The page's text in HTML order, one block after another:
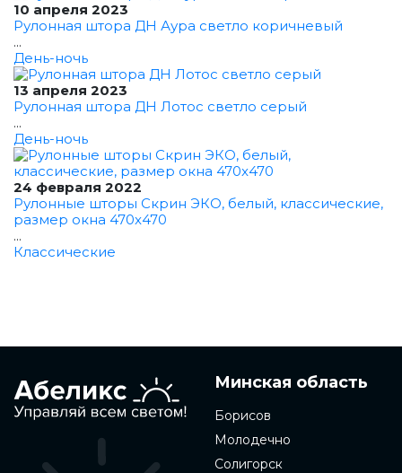
10 апреля 2023
Рулонная штора ДН Аура светло коричневый
...
День-ночь
13 апреля 2023
Рулонная штора ДН Лотос светло серый
...
День-ночь
24 февраля 2022
Рулонные шторы Скрин ЭКО, белый, классические,
размер окна 470x470
...
Классические
Минская область
Борисов
Молодечно
Солигорск